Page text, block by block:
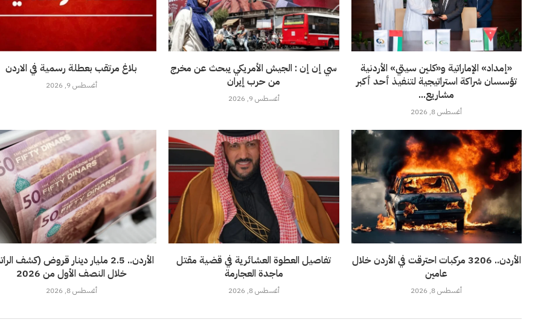
بلاغ مرتقب بعطلة رسمية في الاردن
أغسطس 9, 2026
سي إن إن : الجيش الأمريكي يبحث عن مخرج
من حرب إيران
أغسطس 9, 2026
«إمداد» الإماراتية و«كلين سيتي» الأردنية
تؤسسان شراكة استراتيجية لتنفيذ أحد أكبر
مشاريع...
أغسطس 8, 2026
الأردن.. 2.5 مليار دينار قروض (كشف
خلال النصف الأول من 2026
أغسطس 8, 2026
تفاصيل العطوة العشائرية في قضية مقتل
ماجدة العجارمة
أغسطس 8, 2026
الأردن.. 3206 مركبات احترقت في الأردن خلال
عامين
أغسطس 8, 2026